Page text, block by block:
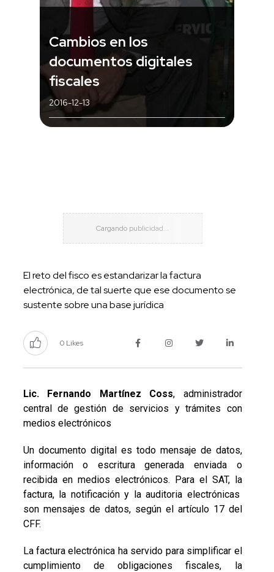
Cambios en los
documentos digitales
fiscales
2016-12-13
El reto del fisco es estandarizar la factura
electrónica, de tal suerte que ese documento se
sustente sobre una base jurídica
0 Likes
Lic. Fernando Martínez Coss, administrador
central de gestión de servicios y trámites con
medios electrónicos
Un documento digital es todo mensaje de datos,
información o escritura generada enviada o
recibida en medios electrónicos. Para el SAT, la
factura, la notificación y la auditoria electrónicas
son mensajes de datos, según el artículo 17 del
CFF.
La factura electrónica ha servido para simplificar el
cumplimiento de obligaciones fiscales, la